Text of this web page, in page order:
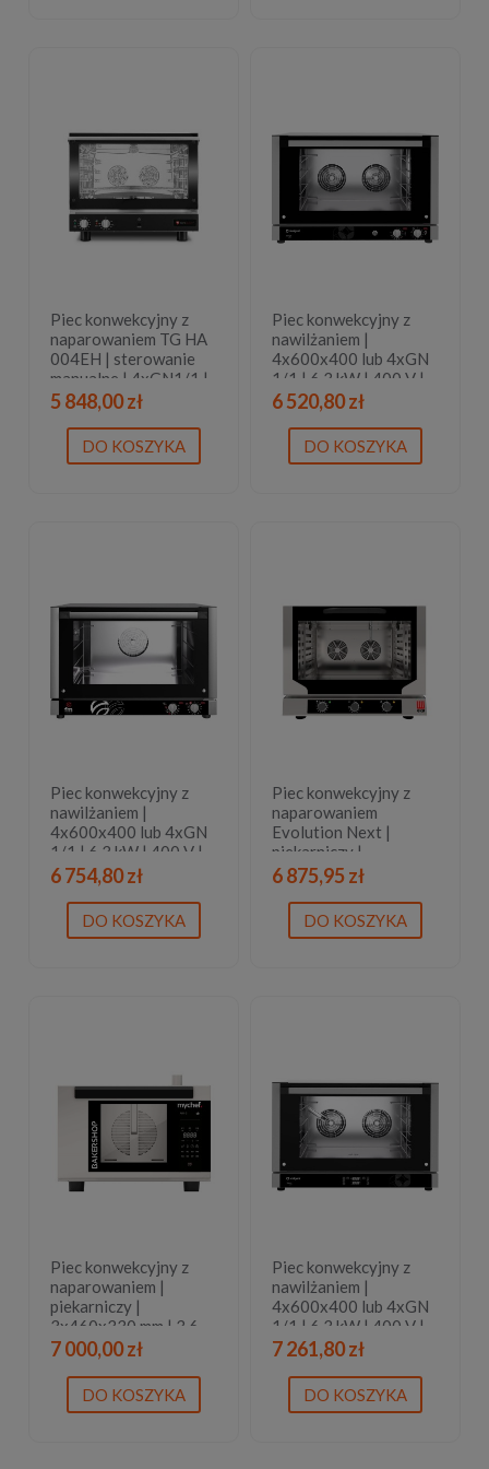
Piec konwekcyjny z
naparowaniem TG HA
004EH | sterowanie
manualne | 4xGN1/1 |
4x600x400
5 848,00 zł
DO KOSZYKA
Piec konwekcyjny z
nawilżaniem |
4x600x400 lub 4xGN
1/1 | 6,3 kW | 400 V |
820x805x555 mm | 3
lata gwarancji
6 520,80 zł
DO KOSZYKA
Piec konwekcyjny z
nawilżaniem |
4x600x400 lub 4xGN
1/1 | 6,3 kW | 400 V |
820x805x560 mm | 3
lata gwarancji
6 754,80 zł
DO KOSZYKA
Piec konwekcyjny z
naparowaniem
Evolution Next |
piekarniczy |
4x600x400 mm |
sterowany
elektromechanicznie |
6,4 kW |
6 875,95 zł
DO KOSZYKA
Piec konwekcyjny z
naparowaniem |
piekarniczy |
3x460x330 mm | 3,6
kW | 230 V | Mychef
BAKERSHOP AIR-S
343E
7 000,00 zł
DO KOSZYKA
Piec konwekcyjny z
nawilżaniem |
4x600x400 lub 4xGN
1/1 | 6,3 kW | 400 V |
820x805x560 mm | 3
lata gwarancji
7 261,80 zł
DO KOSZYKA